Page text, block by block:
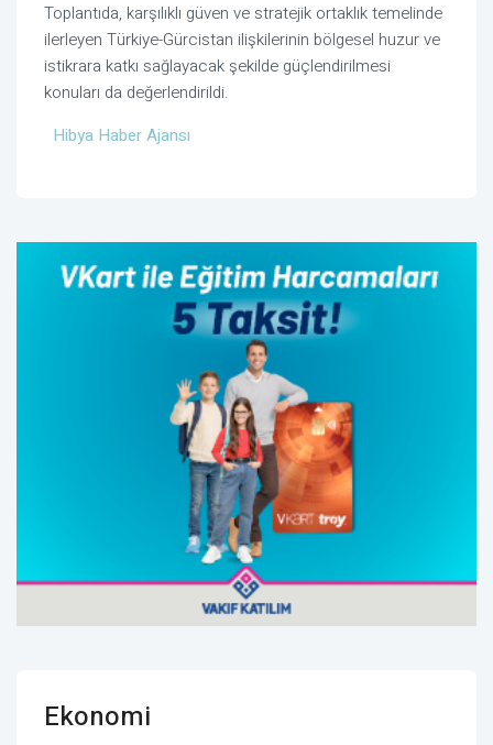
Toplantıda, karşılıklı güven ve stratejik ortaklık temelinde
ilerleyen Türkiye-Gürcistan ilişkilerinin bölgesel huzur ve
istikrara katkı sağlayacak şekilde güçlendirilmesi
konuları da değerlendirildi.
Hibya Haber Ajansı
Ekonomi